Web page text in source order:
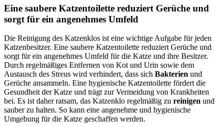
Eine saubere Katzentoilette reduziert Gerüche und
sorgt für ein angenehmes Umfeld
Die Reinigung des Katzenklos ist eine wichtige Aufgabe für jeden
Katzenbesitzer. Eine saubere Katzentoilette reduziert Gerüche und
sorgt für ein angenehmes Umfeld für die Katze und ihre Besitzer.
Durch regelmäßiges Entfernen von Kot und Urin sowie dem
Austausch des Streus wird verhindert, dass sich Bakterien und
Gerüche ansammeln. Eine hygienische Katzentoilette fördert die
Gesundheit der Katze und trägt zur Vermeidung von Krankheiten
bei. Es ist daher ratsam, das Katzenklo regelmäßig zu reinigen und
sauber zu halten. So kann eine angenehme und hygienische
Umgebung für die Katze geschaffen werden.